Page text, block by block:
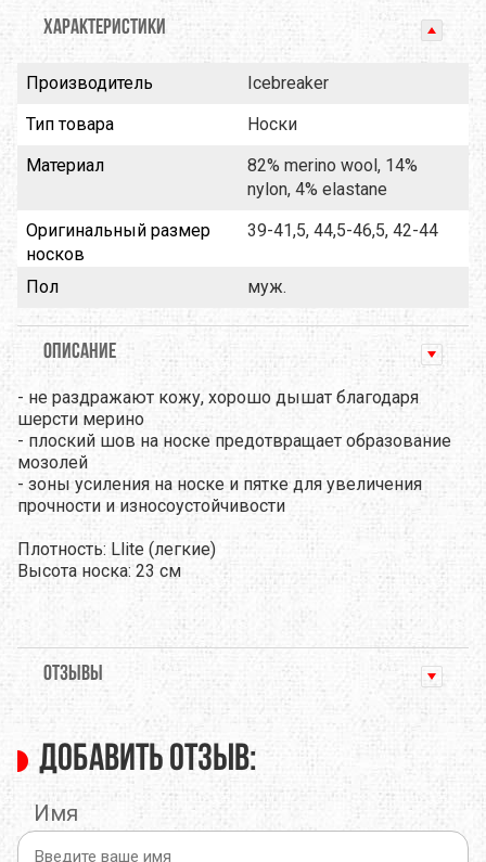
ХАРАКТЕРИСТИКИ
Производитель
Icebreaker
Тип товара
Носки
Материал
82% merino wool, 14%
nylon, 4% elastane
Оригинальный размер
носков
39-41,5, 44,5-46,5, 42-44
Пол муж.
ОПИСАНИЕ
- не раздражают кожу, хорошо дышат благодаря
шерсти мерино
- плоский шов на носке предотвращает образование
мозолей
- зоны усиления на носке и пятке для увеличения
прочности и износоустойчивости
Плотность: Llite (легкие)
Высота носка: 23 см
ОТЗЫВЫ
Добавить отзыв:
Имя